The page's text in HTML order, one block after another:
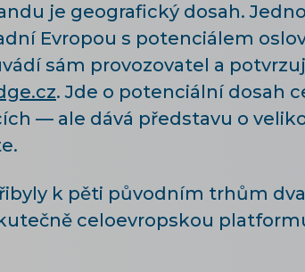
je geografický dosah.
Evropou s potenciálem
sám provozovatel a
. Jde o potenciální dosah
— ale dává představu o
k pěti původním trhům
celoevropskou